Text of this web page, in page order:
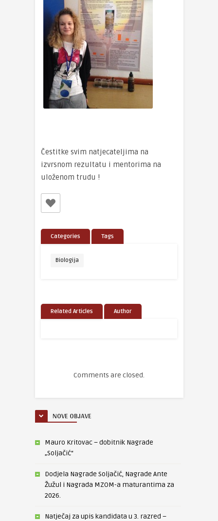
Čestitke svim natjecateljima na
izvrsnom rezultatu i mentorima na
uloženom trudu !
Categories Tags
Biologija
Related Articles Author
Comments are closed.
NOVE OBJAVE
Mauro Kritovac – dobitnik Nagrade
„Soljačić“
Dodjela Nagrade Soljačić, Nagrade Ante
Žužul i Nagrada MZOM-a maturantima za
2026.
Natječaj za upis kandidata u 3. razred –